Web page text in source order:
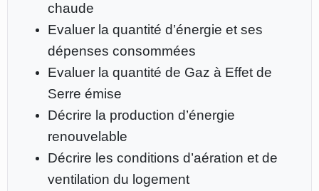
chaude
Evaluer la quantité d’énergie et ses
dépenses consommées
Evaluer la quantité de Gaz à Effet de
Serre émise
Décrire la production d’énergie
renouvelable
Décrire les conditions d’aération et de
ventilation du logement